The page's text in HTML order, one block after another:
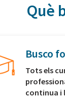
Què
Busco
Tots els
continua i